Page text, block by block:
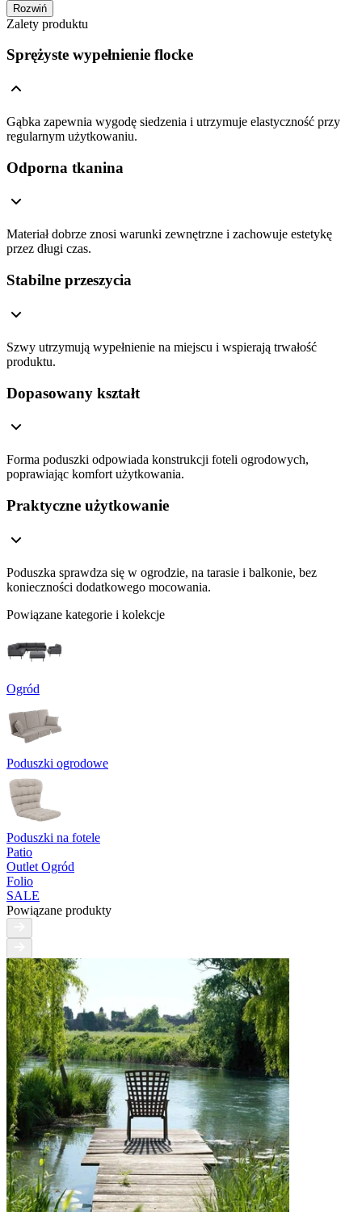
Rozwiń
Zalety produktu
Sprężyste wypełnienie flocke
Gąbka zapewnia wygodę siedzenia i utrzymuje elastyczność przy
regularnym użytkowaniu.
Odporna tkanina
Materiał dobrze znosi warunki zewnętrzne i zachowuje estetykę
przez długi czas.
Stabilne przeszycia
Szwy utrzymują wypełnienie na miejscu i wspierają trwałość
produktu.
Dopasowany kształt
Forma poduszki odpowiada konstrukcji foteli ogrodowych,
poprawiając komfort użytkowania.
Praktyczne użytkowanie
Poduszka sprawdza się w ogrodzie, na tarasie i balkonie, bez
konieczności dodatkowego mocowania.
Powiązane kategorie i kolekcje
Ogród
Poduszki ogrodowe
Poduszki na fotele
Patio
Outlet Ogród
Folio
SALE
Powiązane produkty